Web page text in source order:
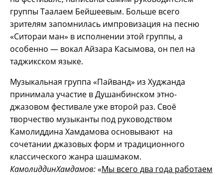
группы Таалаем Бейшеевым. Больше всего
зрителям запомнилась импровизация на песню
«Ситораи ман» в исполнении этой группы, а
особенно — вокал Айзара Касымова, он пел на
таджикском языке.
Музыкальная группа «Пайванд» из Худжанда
принимала участие в Душанбинском этно-
джазовом фестивале уже второй раз. Своё
творчество музыканты под руководством
Камолиддина Хамдамова основывают на
сочетании джазовых форм и традиционного
классического жанра шашмаком.
КамолиддинХамдамов:«Мы всего два года работаем